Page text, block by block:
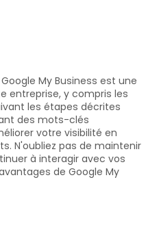
My Business est une
entreprise, y compris les
les étapes décrites
des mots-clés
votre visibilité en
N'oubliez pas de maintenir
à interagir avec vos
de Google My